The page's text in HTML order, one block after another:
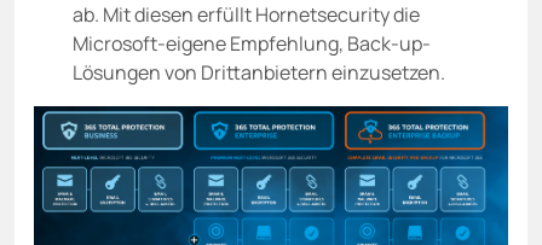
ab. Mit diesen erfüllt Hornetsecurity die
Microsoft-eigene Empfehlung, Back-up-
Lösungen von Drittanbietern einzusetzen.